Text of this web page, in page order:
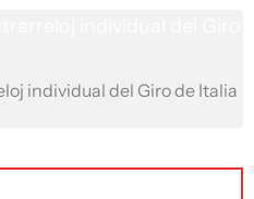
individual del Giro de Italia